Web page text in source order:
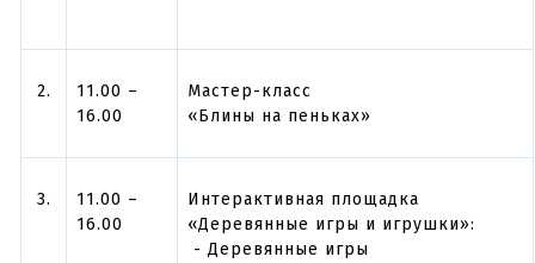
2.
11.00 –
16.00
Мастер-класс
«Блины на пеньках»
3.
11.00 –
16.00
Интерактивная площадка
«Деревянные игры и игрушки»:
- Деревянные игры